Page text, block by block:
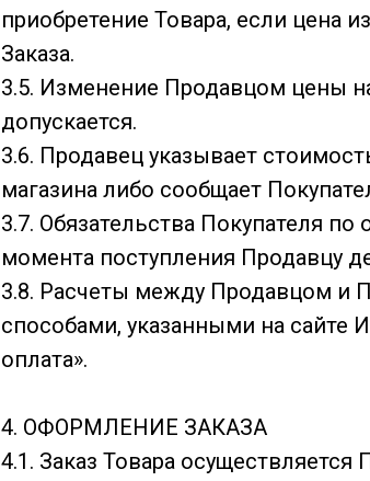
приобретение Товара, если цена
Заказа.
3.5. Изменение Продавцом цены
допускается.
3.6. Продавец указывает
магазина либо сообщает
3.7. Обязательства Покупателя
момента поступления Продавцу
3.8. Расчеты между Продавцом и
способами, указанными на сайте
оплата».
4. ОФОРМЛЕНИЕ ЗАКАЗА
4.1. Заказ Товара